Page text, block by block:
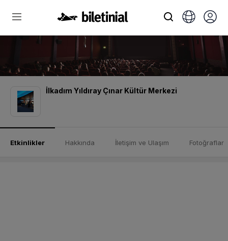
İlkadım Yıldıray Çınar Kültür Merkezi
Etkinlikler Hakkında İletişim ve Ulaşım Fotoğraflar